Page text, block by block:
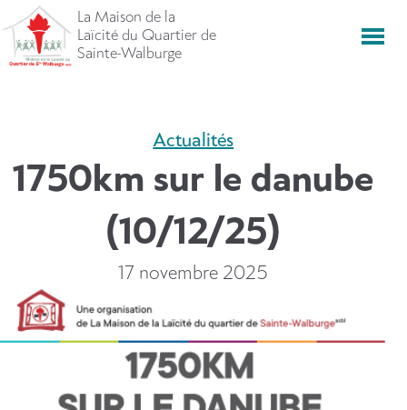
directement
vers
La Maison de la
Laïcité du Quartier de
Sainte-Walburge
Actualités
1750km sur le danube
(10/12/25)
17 novembre 2025